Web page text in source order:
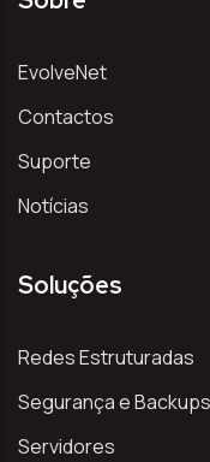
EvolveNet
Contactos
Suporte
Notícias
Soluções
Redes Estruturadas
Segurança e Backups
Servidores